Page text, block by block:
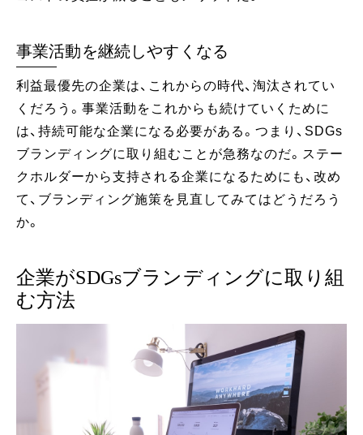
事業活動を継続しやすくなる
利益最優先の企業は、これからの時代、淘汰されてい
くだろう。事業活動をこれからも続けていくために
は、持続可能な企業になる必要がある。つまり、SDGs
ブランディングに取り組むことが急務なのだ。ステー
クホルダーから支持される企業になるためにも、改め
て、ブランディング施策を見直してみてはどうだろう
か。
企業がSDGsブランディングに取り組
む方法